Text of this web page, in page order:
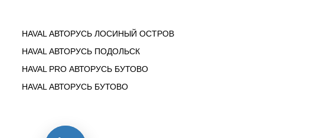
HAVAL АВТОРУСЬ ЛОСИНЫЙ ОСТРОВ
HAVAL АВТОРУСЬ ПОДОЛЬСК
HAVAL PRO АВТОРУСЬ БУТОВО
HAVAL АВТОРУСЬ БУТОВО